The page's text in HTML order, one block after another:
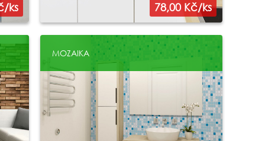
ks 78,00 Kč/ks
MOZAIKA